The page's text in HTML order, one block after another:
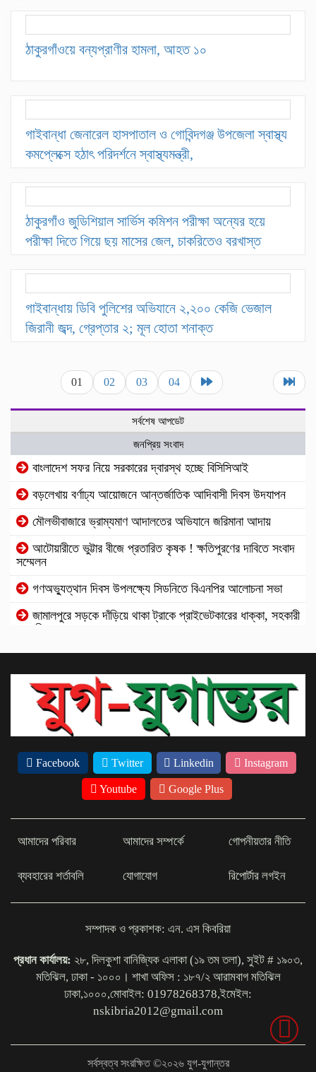
ঠাকুরগাঁওয়ে বন্যপ্রাণীর হামলা, আহত ১০
গাইবান্ধা জেনারেল হাসপাতাল ও গোবিন্দগঞ্জ উপজেলা স্বাস্থ্য
কমপ্লেক্সে হঠাৎ পরিদর্শনে স্বাস্থ্যমন্ত্রী,
ঠাকুরগাঁও জুডিশিয়াল সার্ভিস কমিশন পরীক্ষা অন্যের হয়ে
পরীক্ষা দিতে গিয়ে ছয় মাসের জেল, চাকরিতেও বরখাস্ত
গাইবান্ধায় ডিবি পুলিশের অভিযানে ২,২০০ কেজি ভেজাল
জিরানী জব্দ, গ্রেপ্তার ২; মূল হোতা শনাক্ত
01 02 03 04
সর্বশেষ আপডেট
জনপ্রিয় সংবাদ
বাংলাদেশ সফর নিয়ে সরকারের দ্বারস্থ হচ্ছে বিসিসিআই
বড়লেখায় বর্ণাঢ্য আয়োজনে আন্তর্জাতিক আদিবাসী দিবস উদযাপন
মৌলভীবাজারে ভ্রাম্যমাণ আদালতের অভিযানে জরিমানা আদায়
আটোয়ারীতে ভুট্টার বীজে প্রতারিত কৃষক ! ক্ষতিপুরণের দাবিতে সংবাদ
সম্মেলন
গণঅভ্যুত্থান দিবস উপলক্ষ্যে সিডনিতে বিএনপির আলোচনা সভা
জামালপুরে সড়কে দাঁড়িয়ে থাকা ট্রাকে প্রাইভেটকারের ধাক্কা, সহকারী
জজ নিহত
সৌদি আরবে কারখানায় অগ্নিকাণ্ডে ১৬ বাংলাদেশি নিহত, ১৩ জনই
হরমুজ খুললে পরমাণু ইস্যুতে ইরানকে ছাড় দিতে প্রস্তুত ট্রাম্প
এসএসসি ও সমমানের ফল প্রকাশ, পাসের হার ৬২.২৫
ঠাকুরগাঁওয়ে মেয়াদোত্তীর্ণ ফিড বিক্রির অভিযোগ, ম্যানেজারকে
জরিমানাFacebook Twitter Linkedin Instagram
Youtube Google Plus
আমাদের পরিবার আমাদের সম্পর্কে গোপনীয়তার নীতি
ব্যবহারের শর্তাবলি যোগাযোগ রিপোর্টার লগইন
সম্পাদক ও প্রকাশক: এন. এস কিবরিয়া
প্রধান কার্যালয়: ২৮, দিলকুশা বানিজ্যিক এলাকা (১৯ তম তলা), সুইট # ১৯০৩,
মতিঝিল, ঢাকা - ১০০০। শাখা অফিস : ১৮৭/২ আরামবাগ মতিঝিল
ঢাকা,১০০০,মোবাইল: 01978268378,ইমেইল:
nskibria2012@gmail.com
সর্বস্বত্ব সংরক্ষিত ©২০২৬ যুগ-যুগান্তর